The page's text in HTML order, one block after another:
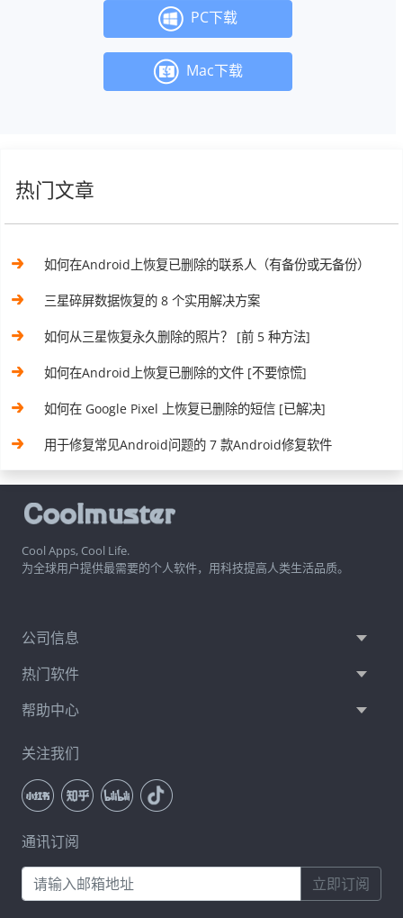
PC下载
Mac下载
热门文章
如何在Android上恢复已删除的联系人（有备份或无备份）
三星碎屏数据恢复的 8 个实用解决方案
如何从三星恢复永久删除的照片？ [前 5 种方法]
如何在Android上恢复已删除的文件 [不要惊慌]
如何在 Google Pixel 上恢复已删除的短信 [已解决]
用于修复常见Android问题的 7 款Android修复软件
Cool Apps, Cool Life.
为全球用户提供最需要的个人软件，用科技提高人类生活品质。
公司信息
热门软件
帮助中心
关注我们
通讯订阅
立即订阅